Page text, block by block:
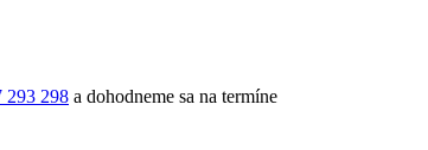
293 298 a dohodneme sa na termíne